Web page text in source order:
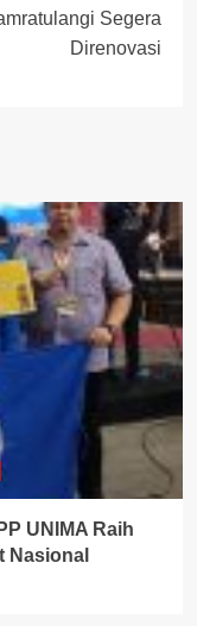
Segera
Direnovasi
UNIMA Raih
Nasional